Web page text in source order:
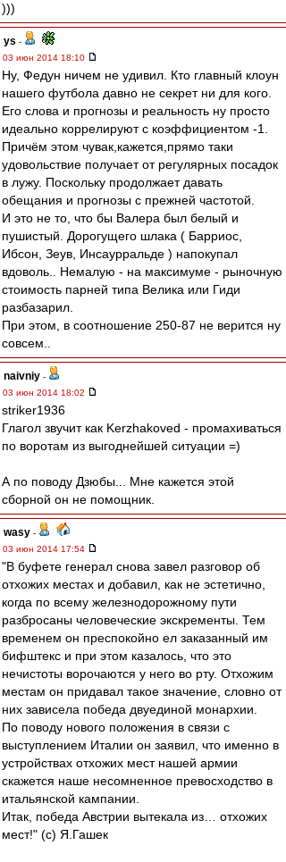
)))
ys -
03 июн 2014 18:10
Ну, Федун ничем не удивил. Кто главный клоун
нашего футбола давно не секрет ни для кого.
Его слова и прогнозы и реальность ну просто
идеально коррелируют с коэффициентом -1.
Причём этом чувак,кажется,прямо таки
удовольствие получает от регулярных посадок
в лужу. Поскольку продолжает давать
обещания и прогнозы с прежней частотой.
И это не то, что бы Валера был белый и
пушистый. Дорогущего шлака ( Барриос,
Ибсон, Зеув, Инсаурральде ) напокупал
вдоволь.. Немалую - на максимуме - рыночную
стоимость парней типа Велика или Гиди
разбазарил.
При этом, в соотношение 250-87 не верится ну
совсем..
naivniy -
03 июн 2014 18:02
striker1936
Глагол звучит как Kerzhakoved - промахиваться
по воротам из выгоднейшей ситуации =)
А по поводу Дзюбы... Мне кажется этой
сборной он не помощник.
wasy -
03 июн 2014 17:54
"В буфете генерал снова завел разговор об
отхожих местах и добавил, как не эстетично,
когда по всему железнодорожному пути
разбросаны человеческие экскременты. Тем
временем он преспокойно ел заказанный им
бифштекс и при этом казалось, что это
нечистоты ворочаются у него во рту. Отхожим
местам он придавал такое значение, словно от
них зависела победа двуединой монархии.
По поводу нового положения в связи с
выступлением Италии он заявил, что именно в
устройствах отхожих мест нашей армии
скажется наше несомненное превосходство в
итальянской кампании.
Итак, победа Австрии вытекала из… отхожих
мест!" (с) Я.Гашек